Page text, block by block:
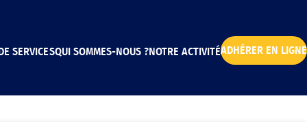
SERVICESQUI SOMMES-NOUS ?NOTRE ACTIVITÉADHÉRER EN LIGNE